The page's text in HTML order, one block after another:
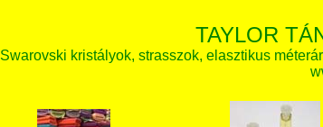
TAYLOR
Swarovski kristályok, strasszok, elasztikus